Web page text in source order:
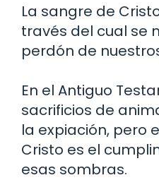
La sangre de
través del cual se
perdón de
En el Antiguo
sacrificios de
la expiación, pero
Cristo es el
esas sombras.